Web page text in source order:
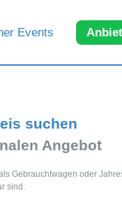
Events
suchen
Angebot
Gebrauchtwagen oder
sind.